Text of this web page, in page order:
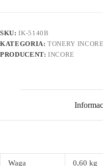
SKU:IK-5140B
KATEGORIA:TONERY
PRODUCENT:INCORE
Waga 0,60 kg